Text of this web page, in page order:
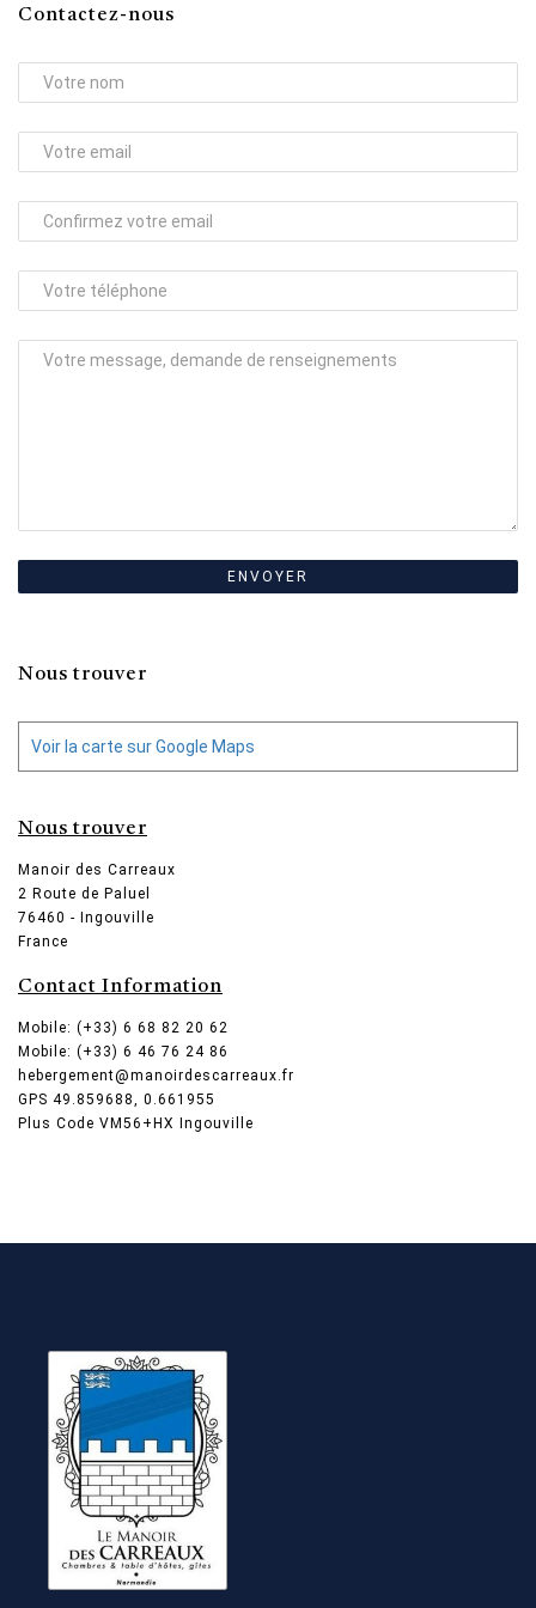
Contactez-nous
ENVOYER
Nous trouver
Voir la carte sur Google Maps
Nous trouver
Manoir des Carreaux
2 Route de Paluel
76460 -
Ingouville
France
Contact Information
Mobile: (+33) 6 68 82 20 62
Mobile: (+33) 6 46 76 24 86
hebergement@manoirdescarreaux.fr
GPS 49.859688, 0.661955
Plus Code VM56+HX Ingouville